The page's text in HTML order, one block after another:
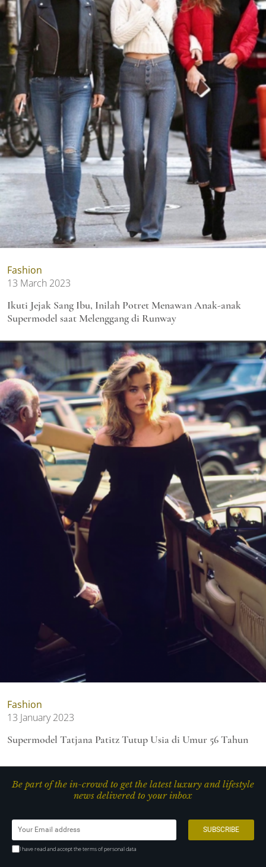
Fashion
13 March 2023
Ikuti Jejak Sang Ibu, Inilah Potret Menawan Anak-anak
Supermodel saat Melenggang di Runway
Fashion
13 January 2023
Supermodel Tatjana Patitz Tutup Usia di Umur 56 Tahun
Be part of the in-crowd to get the latest luxury and lifestyle
news delivered to your inbox
I have read and accept the terms of personal data